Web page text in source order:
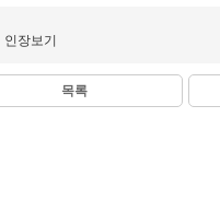
인장보기
목록